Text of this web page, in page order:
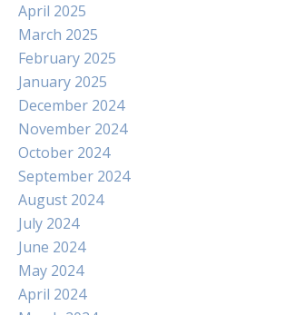
April 2025
March 2025
February 2025
January 2025
December 2024
November 2024
October 2024
September 2024
August 2024
July 2024
June 2024
May 2024
April 2024